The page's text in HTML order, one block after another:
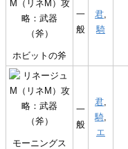
ホビットの斧
一
般
君
騎
モーニングス
一
般
君
騎
エ